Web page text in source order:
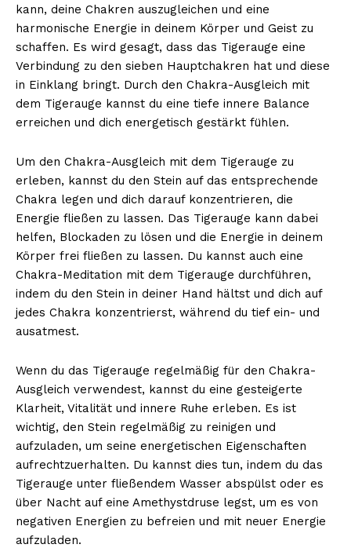
kann, deine Chakren auszugleichen und eine
harmonische Energie in deinem Körper und Geist zu
schaffen. Es wird gesagt, dass das Tigerauge eine
Verbindung zu den sieben Hauptchakren hat und diese
in Einklang bringt. Durch den Chakra-Ausgleich mit
dem Tigerauge kannst du eine tiefe innere Balance
erreichen und dich energetisch gestärkt fühlen.
Um den Chakra-Ausgleich mit dem Tigerauge zu
erleben, kannst du den Stein auf das entsprechende
Chakra legen und dich darauf konzentrieren, die
Energie fließen zu lassen. Das Tigerauge kann dabei
helfen, Blockaden zu lösen und die Energie in deinem
Körper frei fließen zu lassen. Du kannst auch eine
Chakra-Meditation mit dem Tigerauge durchführen,
indem du den Stein in deiner Hand hältst und dich auf
jedes Chakra konzentrierst, während du tief ein- und
ausatmest.
Wenn du das Tigerauge regelmäßig für den Chakra-
Ausgleich verwendest, kannst du eine gesteigerte
Klarheit, Vitalität und innere Ruhe erleben. Es ist
wichtig, den Stein regelmäßig zu reinigen und
aufzuladen, um seine energetischen Eigenschaften
aufrechtzuerhalten. Du kannst dies tun, indem du das
Tigerauge unter fließendem Wasser abspülst oder es
über Nacht auf eine Amethystdruse legst, um es von
negativen Energien zu befreien und mit neuer Energie
aufzuladen.